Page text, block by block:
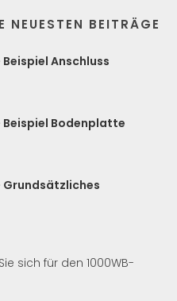
BEITRÄGE
Anschluss
Beispiel Bodenplatte
Grundsätzliches
sich für den 1000WB-